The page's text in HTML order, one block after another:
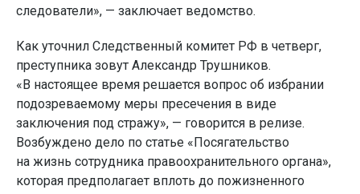
следователи», — заключает ведомство.
Как уточнил Следственный комитет РФ в четверг,
преступника зовут Александр Трушников.
«В настоящее время решается вопрос об избрании
подозреваемому меры пресечения в виде
заключения под стражу», — говорится в релизе.
Возбуждено дело по статье «Посягательство
на жизнь сотрудника правоохранительного органа»,
которая предполагает вплоть до пожизненного